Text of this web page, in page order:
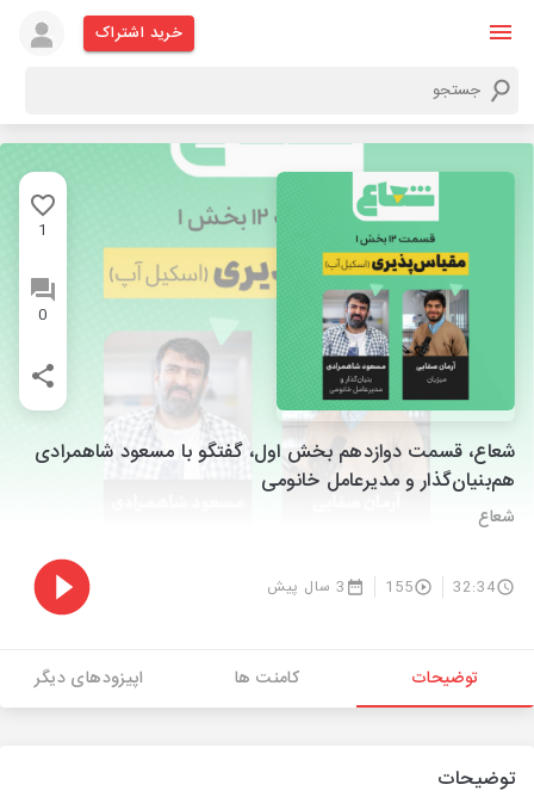
خرید اشتراک
1
0
شعاع، قسمت دوازدهم بخش اول، گفتگو با مسعود شاهمرادی
هم‌بنیان‌گذار و مدیرعامل خانومی
شعاع
32:34
155 3 سال پیش
توضیحات کامنت ها اپیزودهای دیگر
توضیحات